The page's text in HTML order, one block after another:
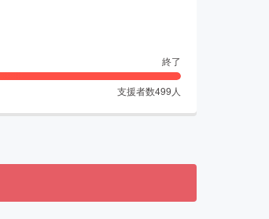
終了
支援者数499 人